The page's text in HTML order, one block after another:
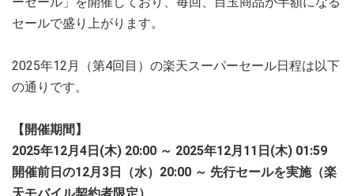
セールで盛り上がります。
2025年12月（第4回目）の楽天スーパーセール日程は以下
の通りです。
【開催期間】
2025年12月4日(木) 20:00 ～ 2025年12月11日(木) 01:59
開催前日の12月3日（水）20:00 ～ 先行セールを実施（楽
天モバイル契約者限定）